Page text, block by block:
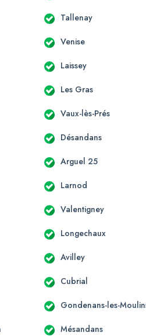
Tallenay
Venise
Laissey
Les Gras
Vaux-lès-Prés
Désandans
Arguel 25
Larnod
Valentigney
Longechaux
Avilley
Cubrial
Gondenans-les-
Mésandans